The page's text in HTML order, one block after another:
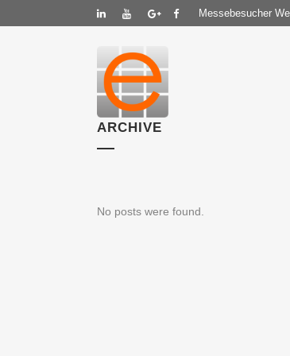
Messebesucher
ARCHIVE
No posts were found.